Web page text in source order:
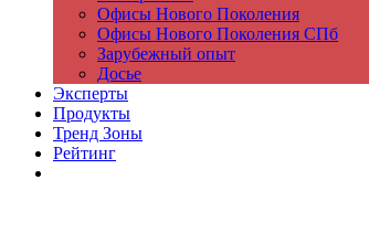
Офисы Нового Поколения
Офисы Нового Поколения СПб
Зарубежный опыт
Досье
Эксперты
Продукты
Тренд Зоны
Рейтинг